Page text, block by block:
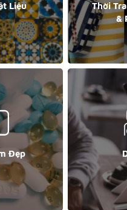
Liệu
Thời
&
Đẹp